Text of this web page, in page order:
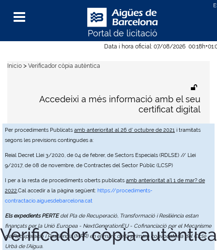
Data i hora oficial: 07/08/2026 00:18h
Per procediments Publicats amb anterioritat al 26 d' octubre de 2021 i tramitats
segons les previsions contingudes a:
Reial Decret Llei 3/2020, de 04 de febrer, de Sectors Especials (RDLSE) // Llei
9/2017, de 08 de novembre, de Contractes del Sector Públic (LCSP)
I per a la resta de procediments oberts publicats amb anterioritat a'l 1 de mar? de
2022,Cal accedir a la pàgina següent: https://procediments-
contractacio.aiguesdebarcelona.cat
Els expedients PERTEdel Pla de Recuperació, Transformació i Resiliència estan
finançats per la Unió Europea - NextGenerationEU - Cofinanciació per el Mecanisme
de Recuperació i Resiliència (MRR) en el marc de la primera convocatòria del Cicle
Urbà de l'Aigua.
Portal de licitació
Menu
Accedeixi a més informació amb el seu
certificat digital
Inicio > Verificador còpia autèntica
Verificador còpia autèntica